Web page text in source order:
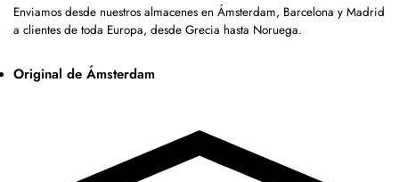
Enviamos desde nuestros almacenes en Ámsterdam, Barcelona y Madrid
a clientes de toda Europa, desde Grecia hasta Noruega.
Original de Ámsterdam